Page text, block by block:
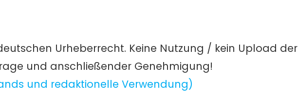
Urheberrecht. Keine Nutzung / kein Upload der
und anschließender Genehmigung!
und redaktionelle Verwendung)